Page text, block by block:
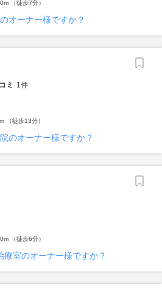
（徒歩7分）
オーナー様ですか？
ミ 1件
（徒歩13分）
のオーナー様ですか？
（徒歩6分）
療室のオーナー様ですか？